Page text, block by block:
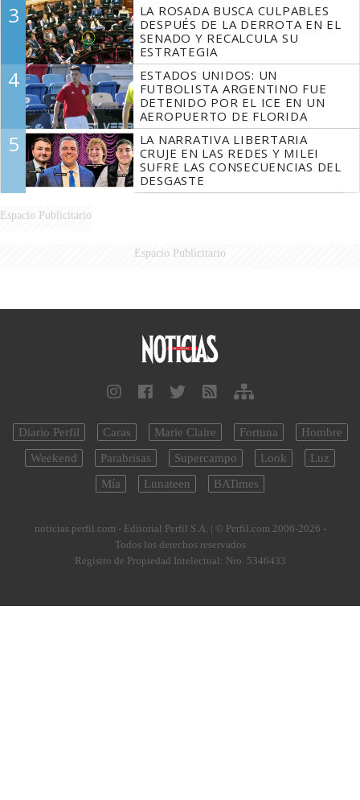
3
LA ROSADA BUSCA CULPABLES
DESPUÉS DE LA DERROTA EN EL
SENADO Y RECALCULA SU
ESTRATEGIA
4
ESTADOS UNIDOS: UN
FUTBOLISTA ARGENTINO FUE
DETENIDO POR EL ICE EN UN
AEROPUERTO DE FLORIDA
5
LA NARRATIVA LIBERTARIA
CRUJE EN LAS REDES Y MILEI
SUFRE LAS CONSECUENCIAS DEL
DESGASTE
Espacio Publicitario
Espacio Publicitario
Diario Perfil Caras Marie Claire Fortuna
Hombre
Weekend
Parabrisas Supercampo Look
Luz
Mía
Lunateen BATimes
noticias.perfil.com - Editorial Perfil S.A. | © Perfil.com 2006-2026 -
Todos los derechos reservados
Registro de Propiedad Intelectual: Nro. 5346433